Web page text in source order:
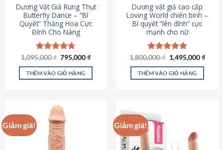
Dương Vật Giả Rung Thụt
Butterfly Dance – “Bí
Quyết” Thăng Hoa Cực
Đỉnh Cho Nàng
Được xếp
hạng4.65
5 sao
1,095,000₫ Giá
là:
1,095,000 ₫.
795,000₫Giá
tại
THÊM VÀO GIỎ HÀNG
Dương vật giả cao cấp
Loving World chiến binh –
Bí quyết “lên đỉnh” cực
mạnh cho nữ
Được xếp
hạng4.89
5 sao
1,800,000₫ Giá
gốc
là:
1,800,000 ₫.
1,495,000₫Giá
THÊM VÀO GIỎ HÀNG
Giảm giá! Giảm giá!